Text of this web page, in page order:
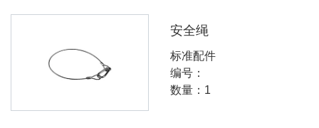
安全绳
标准配件
编号：
数量：1